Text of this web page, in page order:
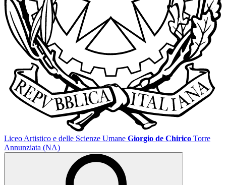
Liceo Artistico e delle Scienze Umane Giorgio de Chirico Torre
Annunziata (NA)